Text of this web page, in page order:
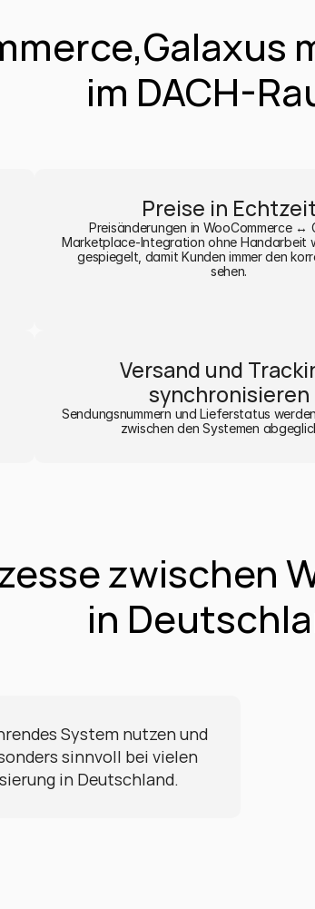
im DACH-
Preise in Echtzeit
Preisänderungen in WooCommerce ↔
Marketplace-Integration ohne Handarbeit
gespiegelt, damit Kunden immer den
sehen.
Versand und
synchronisieren
Sendungsnummern und Lieferstatus
zwischen den Systemen
zwischen
in
System nutzen und
sinnvoll bei vielen
in Deutschland.